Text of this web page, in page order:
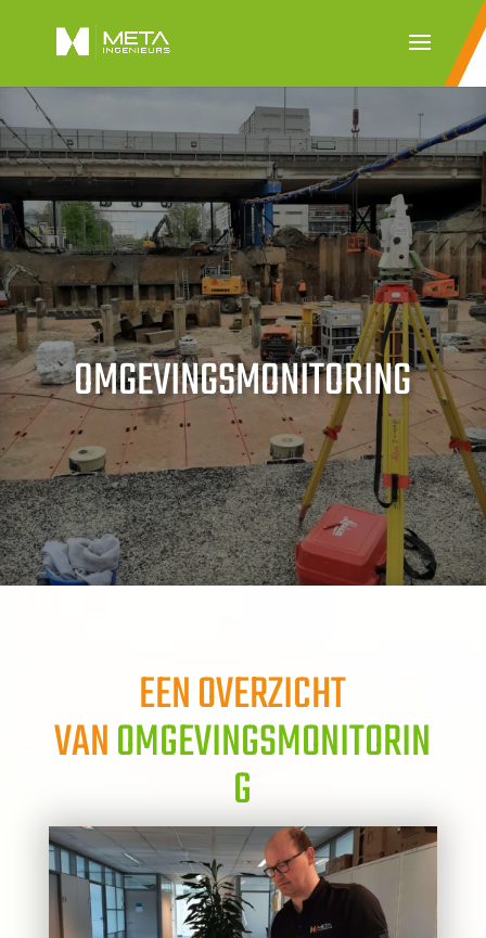
OMGEVINGSMONITORING
EEN OVERZICHT
VANOMGEVINGSMONITORIN
G